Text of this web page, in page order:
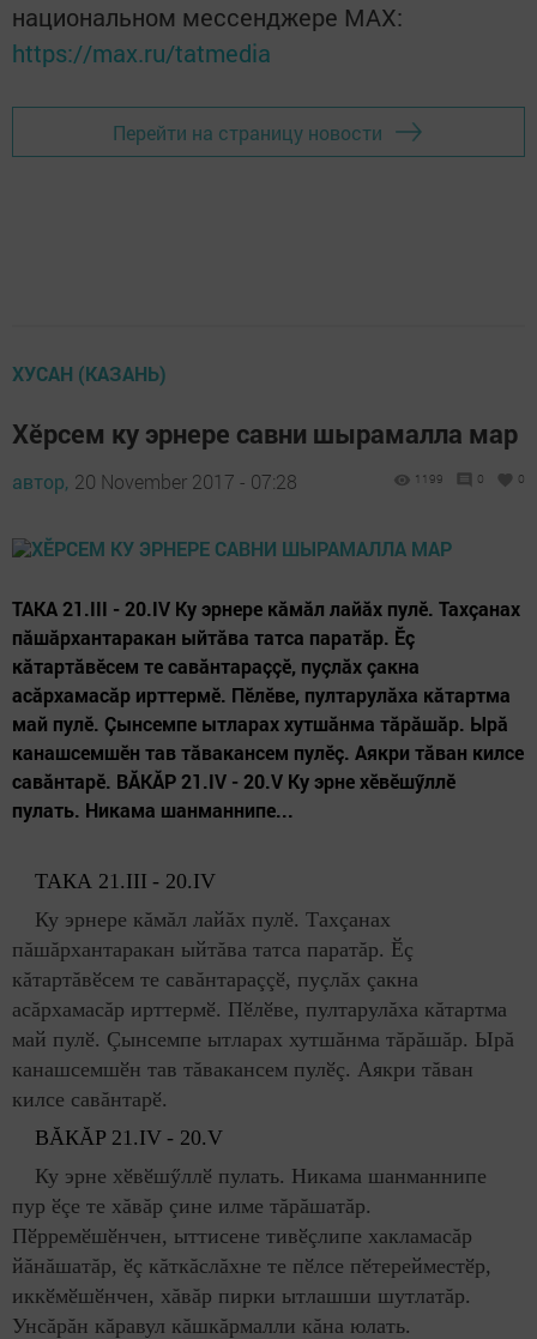
национальном мессенджере MАХ:
https://max.ru/tatmedia
Перейти на страницу новости
ХУСАН (КАЗАНЬ)
Хӗрсем ку эрнере савни шырамалла мар
автор, 20 November 2017 - 07:28 1199 0 0
ТАКА 21.III - 20.IV Ку эрнере кăмăл лайăх пулӗ. Тахçанах
пăшăрхантаракан ыйтăва татса паратăр. Ӗç
кăтартăвӗсем те савăнтараççӗ, пуçлăх çакна
асăрхамасăр ирттермӗ. Пӗлӗве, пултарулăха кăтартма
май пулӗ. Çынсемпе ытларах хутшăнма тăрăшăр. Ырă
канашсемшӗн тав тăвакансем пулӗç. Аякри тăван килсе
савăнтарӗ. ВĂКĂР 21.IV - 20.V Ку эрне хӗвӗшӳллӗ
пулать. Никама шанманнипе...
ТАКА 21.III - 20.IV
Ку эрнере кăмăл лайăх пулӗ. Тахçанах
пăшăрхантаракан ыйтăва татса паратăр. Ӗç
кăтартăвӗсем те савăнтараççӗ, пуçлăх çакна
асăрхамасăр ирттермӗ. Пӗлӗве, пултарулăха кăтартма
май пулӗ. Çынсемпе ытларах хутшăнма тăрăшăр. Ырă
канашсемшӗн тав тăвакансем пулӗç. Аякри тăван
килсе савăнтарӗ.
ВĂКĂР 21.IV - 20.V
Ку эрне хӗвӗшӳллӗ пулать. Никама шанманнипе
пур ӗçе те хăвăр çине илме тăрăшатăр.
Пӗрремӗшӗнчен, ыттисене тивӗçлипе хакламасăр
йăнăшатăр, ӗç кăткăслăхне те пӗлсе пӗтерейместӗр,
иккӗмӗшӗнчен, хăвăр пирки ытлашши шутлатăр.
Унсăрăн кăравул кăшкăрмалли кăна юлать.